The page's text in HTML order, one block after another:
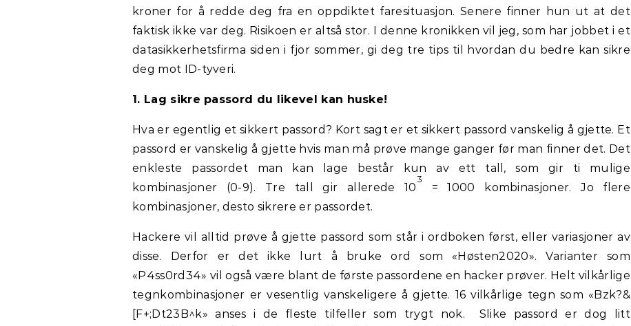
kroner for å redde deg fra en oppdiktet faresituasjon. Senere finner hun ut at det
faktisk ikke var deg. Risikoen er altså stor. I denne kronikken vil jeg, som har jobbet i et
datasikkerhetsfirma siden i fjor sommer, gi deg tre tips til hvordan du bedre kan sikre
deg mot ID-tyveri.
1. Lag sikre passord du likevel kan huske!
Hva er egentlig et sikkert passord? Kort sagt er et sikkert passord vanskelig å gjette. Et
passord er vanskelig å gjette hvis man må prøve mange ganger før man finner det. Det
enkleste passordet man kan lage består kun av ett tall, som gir ti mulige
kombinasjoner (0-9). Tre tall gir allerede 10
3
= 1000 kombinasjoner. Jo flere
kombinasjoner, desto sikrere er passordet.
Hackere vil alltid prøve å gjette passord som står i ordboken først, eller variasjoner av
disse. Derfor er det ikke lurt å bruke ord som «Høsten2020». Varianter som
«P4ss0rd34» vil også være blant de første passordene en hacker prøver. Helt vilkårlige
tegnkombinasjoner er vesentlig vanskeligere å gjette. 16 vilkårlige tegn som «Bzk?&
[F+;Dt23B^k» anses i de fleste tilfeller som trygt nok. Slike passord er dog litt